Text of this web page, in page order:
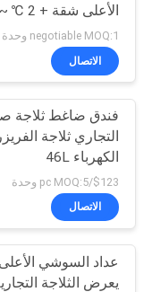
معدات
114
℃
negotiable MOQ:1 وحدة
الاتصال
فندق ضاغط ثلاجة
التجاري ثلاجة الفريزر
الكهرباء 46L
$123/pc MOQ:5 وحدة
الاتصال
عداد السوشي الأعلى
يعرض الثلاجة